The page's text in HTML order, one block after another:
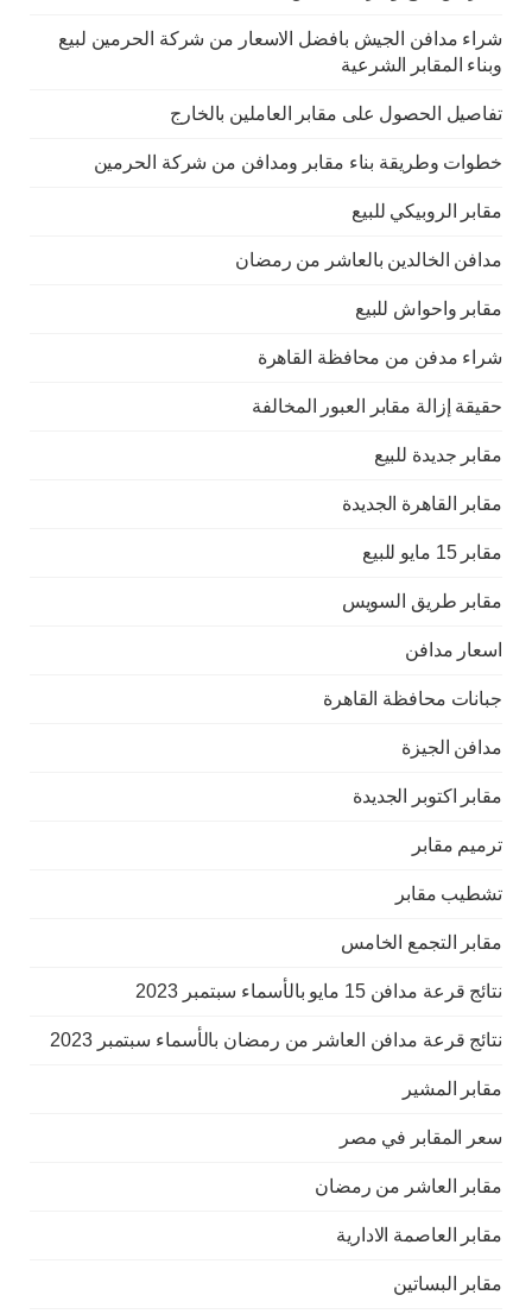
شراء مدافن الجيش بافضل الاسعار من شركة الحرمين لبيع
وبناء المقابر الشرعية
تفاصيل الحصول على مقابر العاملين بالخارج
خطوات وطريقة بناء مقابر ومدافن من شركة الحرمين
مقابر الروبيكي للبيع
مدافن الخالدين بالعاشر من رمضان
مقابر واحواش للبيع
شراء مدفن من محافظة القاهرة
حقيقة إزالة مقابر العبور المخالفة
مقابر جديدة للبيع
مقابر القاهرة الجديدة
مقابر 15 مايو للبيع
مقابر طريق السويس
اسعار مدافن
جبانات محافظة القاهرة
مدافن الجيزة
مقابر اكتوبر الجديدة
ترميم مقابر
تشطيب مقابر
مقابر التجمع الخامس
نتائج قرعة مدافن 15 مايو بالأسماء سبتمبر 2023
نتائج قرعة مدافن العاشر من رمضان بالأسماء سبتمبر 2023
مقابر المشير
سعر المقابر في مصر
مقابر العاشر من رمضان
مقابر العاصمة الادارية
مقابر البساتين